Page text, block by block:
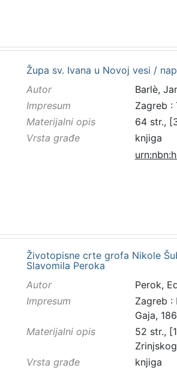
Župa sv. Ivana u Novoj vesi /
Autor
Barlè,
Impresum
Zagreb :
Materijalni opis
64 str.,
Vrsta građe
knjiga
Životopisne crte grofa Nikole
Slavomila Peroka
Autor
Perok,
Impresum
Zagreb :
Gaja,
Materijalni opis
52 str.,
Vrsta građe
knjiga